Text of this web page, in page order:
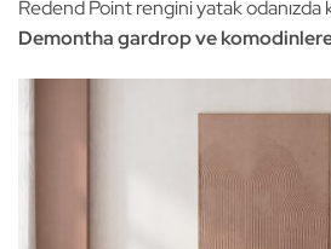
Redend Point rengini yatak odanızda
Demontha gardrop ve komodinlere